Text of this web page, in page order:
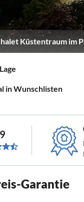
Küstentraum im
in Wunschlisten
Garantie